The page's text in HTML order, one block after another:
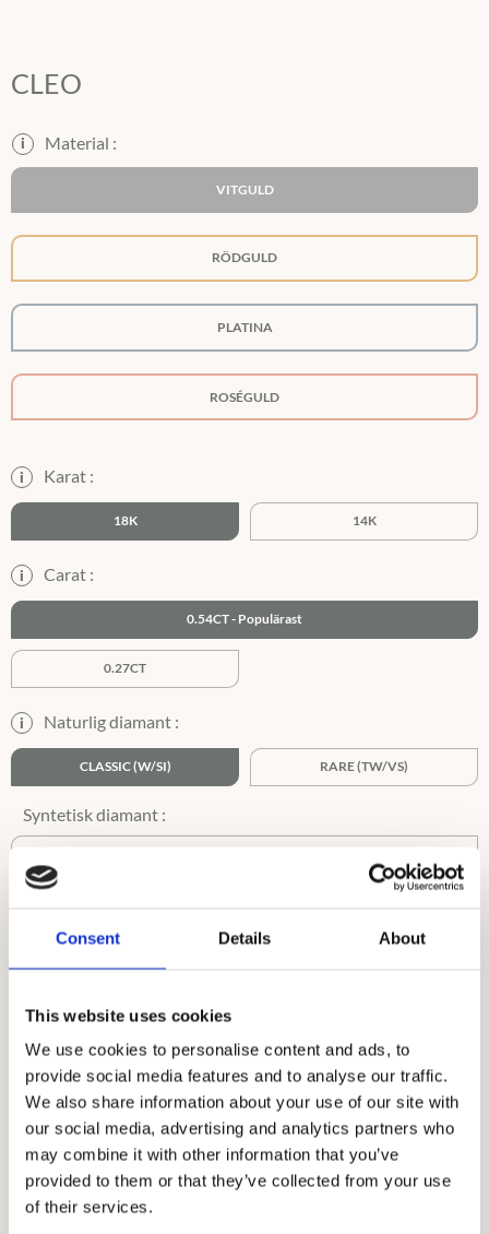
Consent Details About
This website uses cookies
We use cookies to personalise content and ads, to
provide social media features and to analyse our traffic.
We also share information about your use of our site with
our social media, advertising and analytics partners who
may combine it with other information that you’ve
provided to them or that they’ve collected from your use
of their services.
CLEO
VITGULD
i
RÖDGULD
PLATINA
ROSÉGULD
i Karat :
18K 14K
i Carat :
0.54CT
0.27CT
i Naturlig diamant :
CLASSIC (W/SI) RARE (TW/VS)